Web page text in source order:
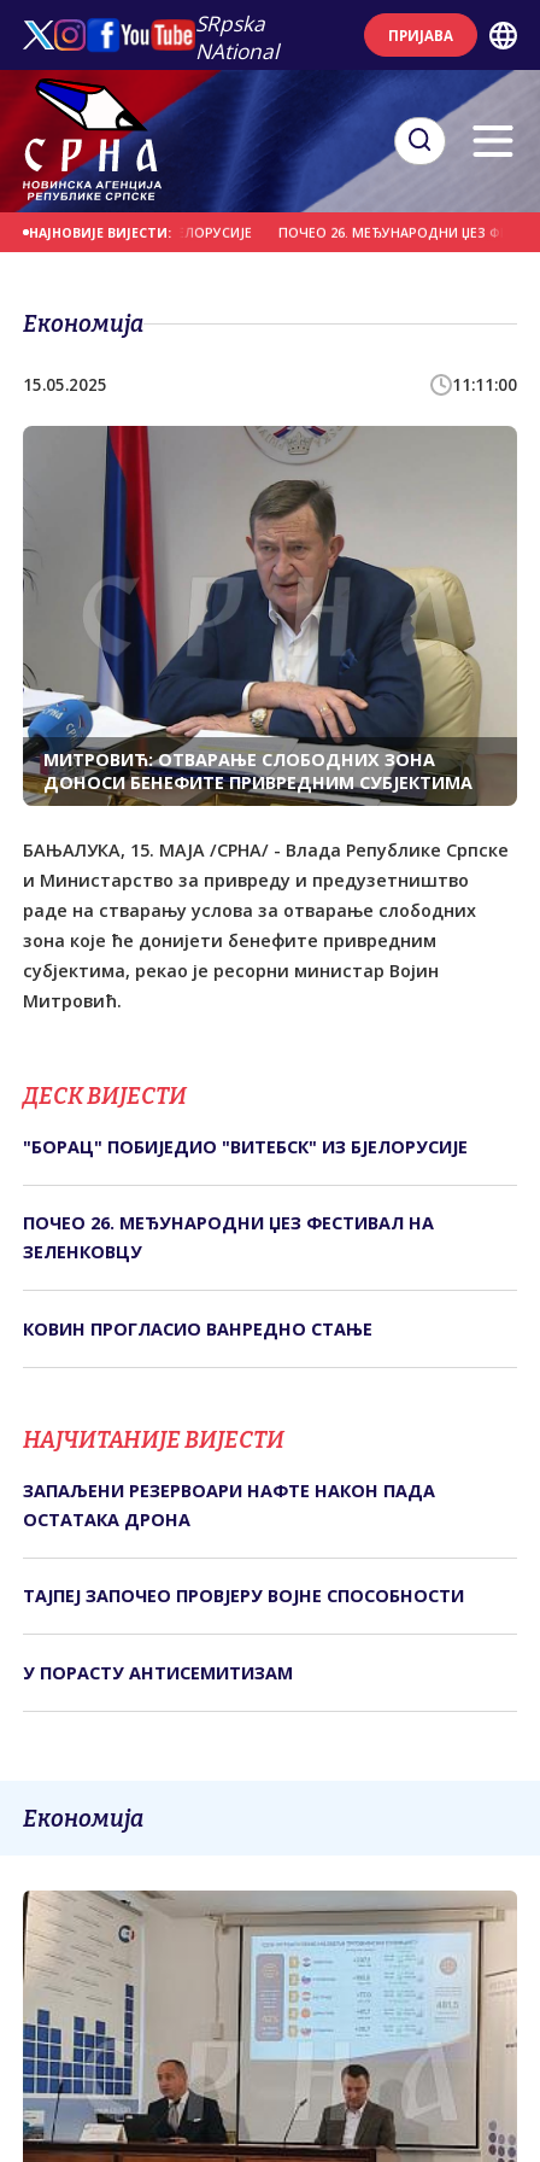
SRpska
NAtional
ПРИЈАВА
НАЈНОВИЈЕ ВИЈЕСТИ:
"ВИТЕБСК" ИЗ БЈЕЛОРУСИЈЕ ПОЧЕО 26. МЕЂУНАРОДНИ ЏЕЗ ФЕСТИВАЛ
Економија
15.05.2025 11:11:00
МИТРОВИЋ: ОТВАРАЊЕ СЛОБОДНИХ ЗОНА
ДОНОСИ БЕНЕФИТЕ ПРИВРЕДНИМ СУБЈЕКТИМА
БАЊАЛУКА, 15. МАЈА /СРНА/ - Влада Републике Српске
и Министарство за привреду и предузетништво
раде на стварању услова за отварање слободних
зона које ће донијети бенефите привредним
субјектима, рекао је ресорни министар Војин
Митровић.
ДЕСК ВИЈЕСТИ
"БОРАЦ" ПОБИЈЕДИО "ВИТЕБСК" ИЗ БЈЕЛОРУСИЈЕ
ПОЧЕО 26. МЕЂУНАРОДНИ ЏЕЗ ФЕСТИВАЛ НА
ЗЕЛЕНКОВЦУ
КОВИН ПРОГЛАСИО ВАНРЕДНО СТАЊЕ
НАЈЧИТАНИЈЕ ВИЈЕСТИ
ЗАПАЉЕНИ РЕЗЕРВОАРИ НАФТЕ НАКОН ПАДА
ОСТАТАКА ДРОНА
ТАЈПЕЈ ЗАПОЧЕО ПРОВЈЕРУ ВОЈНЕ СПОСОБНОСТИ
У ПОРАСТУ АНТИСЕМИТИЗАМ
Економија